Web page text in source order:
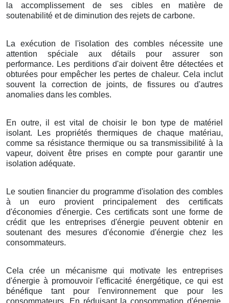
la accomplissement de ses cibles en matière de
soutenabilité et de diminution des rejets de carbone.
La exécution de l'isolation des combles nécessite une
attention spéciale aux détails pour assurer son
performance. Les perditions d'air doivent être détectées et
obturées pour empêcher les pertes de chaleur. Cela inclut
souvent la correction de joints, de fissures ou d'autres
anomalies dans les combles.
En outre, il est vital de choisir le bon type de matériel
isolant. Les propriétés thermiques de chaque matériau,
comme sa résistance thermique ou sa transmissibilité à la
vapeur, doivent être prises en compte pour garantir une
isolation adéquate.
Le soutien financier du programme d'isolation des combles
à un euro provient principalement des certificats
d'économies d'énergie. Ces certificats sont une forme de
crédit que les entreprises d'énergie peuvent obtenir en
soutenant des mesures d'économie d'énergie chez les
consommateurs.
Cela crée un mécanisme qui motivate les entreprises
d'énergie à promouvoir l'efficacité énergétique, ce qui est
bénéfique tant pour l'environnement que pour les
consommateurs. En réduisant la consommation d'énergie,